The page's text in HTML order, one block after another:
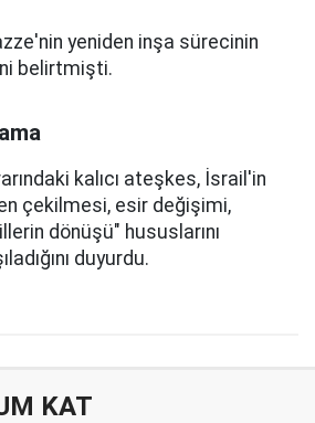
yeniden inşa sürecinin
belirtmişti.
kalıcı ateşkes, İsrail'in
çekilmesi, esir değişimi,
dönüşü" hususlarını
duyurdu.
KAT